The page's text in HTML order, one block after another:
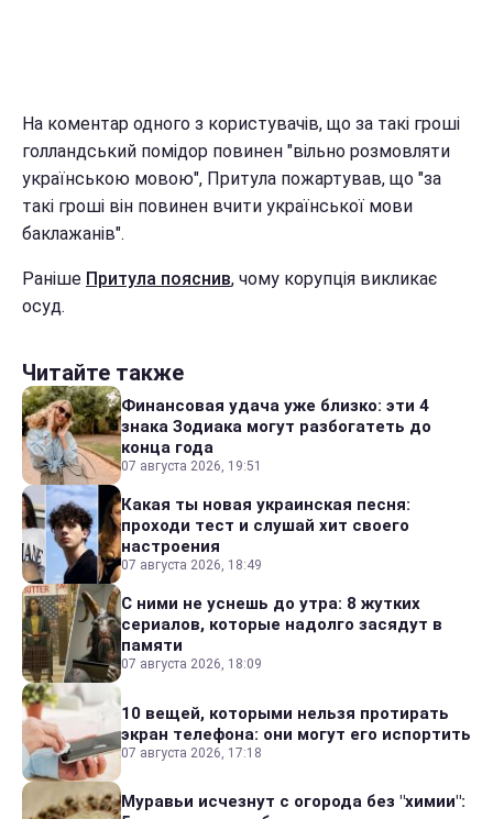
На коментар одного з користувачів, що за такі гроші
голландський помідор повинен "вільно розмовляти
українською мовою", Притула пожартував, що "за
такі гроші він повинен вчити української мови
баклажанів".
Раніше Притула пояснив, чому корупція викликає
осуд.
Читайте также
Финансовая удача уже близко: эти 4
знака Зодиака могут разбогатеть до
конца года
07 августа 2026, 19:51
Какая ты новая украинская песня:
проходи тест и слушай хит своего
настроения
07 августа 2026, 18:49
С ними не уснешь до утра: 8 жутких
сериалов, которые надолго засядут в
памяти
07 августа 2026, 18:09
10 вещей, которыми нельзя протирать
экран телефона: они могут его испортить
07 августа 2026, 17:18
Муравьи исчезнут с огорода без "химии":